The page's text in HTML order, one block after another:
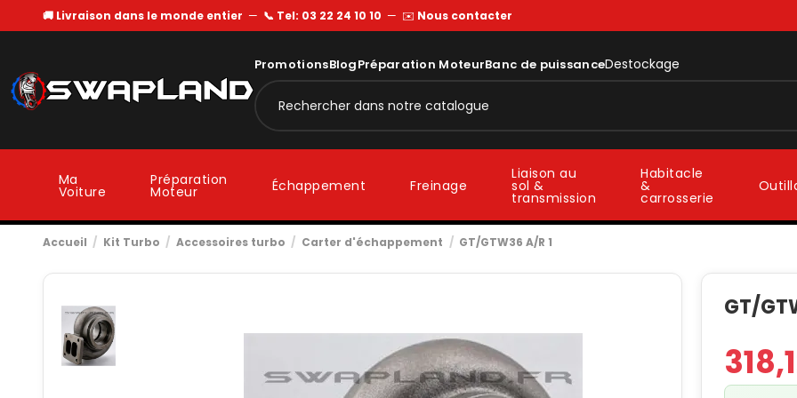
🚚 Livraison dans le monde entier — 📞 Tel: 03 22 24 10 10 — ✉️ Nous contacter
PromotionsBlogPréparation MoteurBanc de puissanceDestockage
Ma
Voiture
Préparation
Moteur Échappement Freinage
Liaison au
sol &
transmission
Habitacle
&
carrosserie
Accueil Kit Turbo Accessoires turbo Carter d'échappement GT/GTW36 A/R 1
GT/